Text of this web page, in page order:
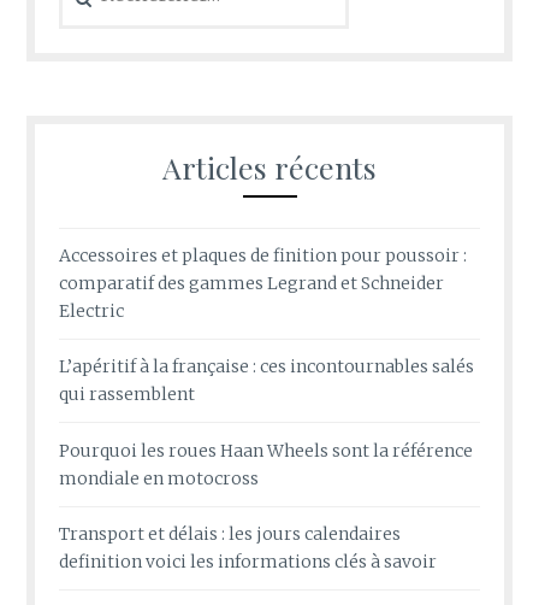
Articles récents
Accessoires et plaques de finition pour poussoir :
comparatif des gammes Legrand et Schneider
Electric
L’apéritif à la française : ces incontournables salés
qui rassemblent
Pourquoi les roues Haan Wheels sont la référence
mondiale en motocross
Transport et délais : les jours calendaires
definition voici les informations clés à savoir